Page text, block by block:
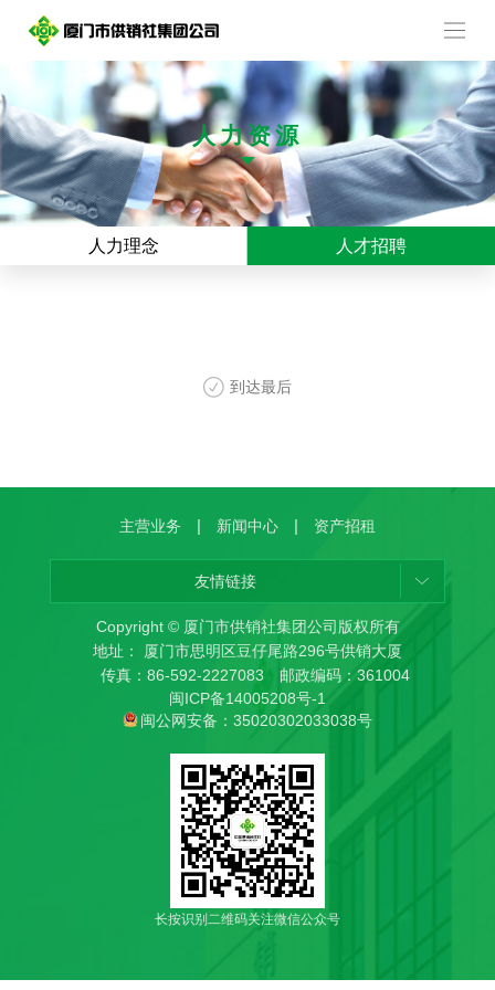
人力资源
人力理念 人才招聘
到达最后
主营业务 | 新闻中心 | 资产招租
友情链接
Copyright © 厦门市供销社集团公司版权所有
地址： 厦门市思明区豆仔尾路296号供销大厦
传真：86-592-2227083 邮政编码：361004
闽ICP备14005208号-1
闽公网安备：35020302033038号
长按识别二维码关注微信公众号